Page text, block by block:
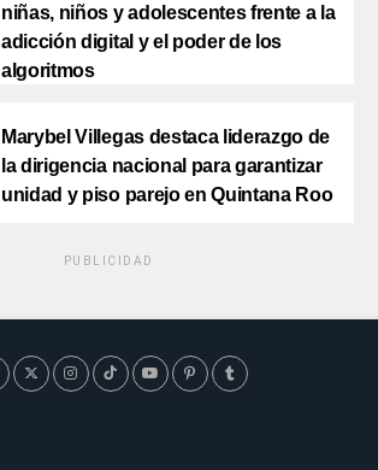
niñas, niños y adolescentes frente a la
adicción digital y el poder de los
algoritmos
Marybel Villegas destaca liderazgo de
la dirigencia nacional para garantizar
unidad y piso parejo en Quintana Roo
PUBLICIDAD